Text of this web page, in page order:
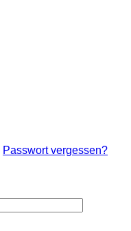
Passwort vergessen?